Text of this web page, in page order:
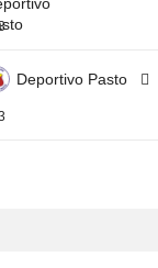
Deportivo Pasto